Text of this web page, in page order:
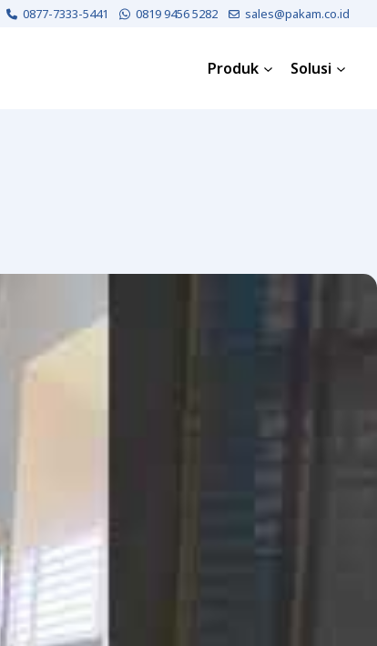
0877-7333-5441 0819 9456 5282 sales@pakam.co.id
Produk Solusi